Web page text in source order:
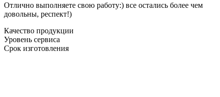
Отлично выполняете свою работу:) все остались более чем
довольны, респект!)
Качество продукции
Уровень сервиса
Срок изготовления